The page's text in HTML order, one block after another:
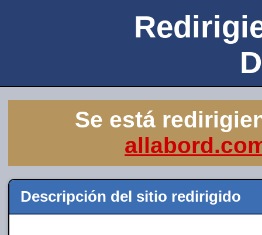
Se está
Descripción del sitio redirigido